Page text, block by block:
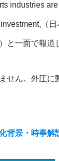
industries
（
と一面で報道
せん。外圧に
背景・時事解